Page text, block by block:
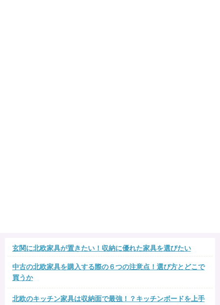
玄関に北欧家具が置きたい！収納に優れた家具を選びたい
中古の北欧家具を購入する際の６つの注意点！選び方とどこで
買うか
北欧のキッチン家具は収納面で最強！？キッチンボードを上手